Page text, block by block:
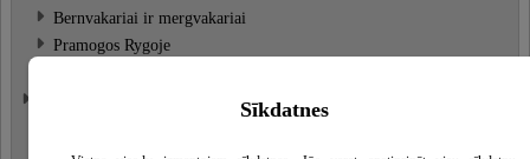
Bernvakariai ir mergvakariai
Pramogos Rygoje
Rusiška pirtis
Sīkdatnes